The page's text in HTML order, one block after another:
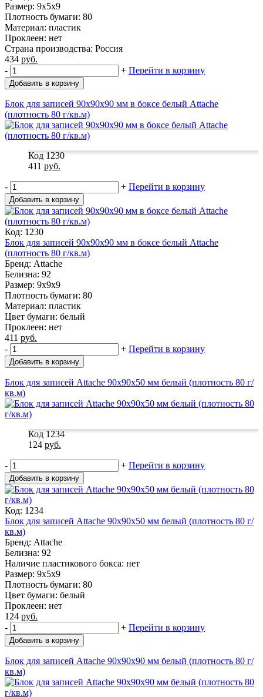
Размер: 9x5x9
Плотность бумаги: 80
Материал: пластик
Проклеен: нет
Страна производства: Россия
434 руб.
-
+ Перейти в корзину
Добавить в корзину
Блок для записей 90x90x90 мм в боксе белый Attache
(плотность 80 г/кв.м)
Код 1230
411 руб.
- + Перейти в корзину
Добавить в корзину
Код: 1230
Блок для записей 90x90x90 мм в боксе белый Attache
(плотность 80 г/кв.м)
Бренд: Attache
Белизна: 92
Размер: 9x9x9
Плотность бумаги: 80
Материал: пластик
Цвет бумаги: белый
Проклеен: нет
411 руб.
-
+ Перейти в корзину
Добавить в корзину
Блок для записей Attache 90x90x50 мм белый (плотность 80 г/
кв.м)
Код 1234
124 руб.
- + Перейти в корзину
Добавить в корзину
Код: 1234
Блок для записей Attache 90x90x50 мм белый (плотность 80 г/
кв.м)
Бренд: Attache
Белизна: 92
Наличие пластикового бокса: нет
Размер: 9x5x9
Плотность бумаги: 80
Цвет бумаги: белый
Проклеен: нет
124 руб.
-
+ Перейти в корзину
Добавить в корзину
Блок для записей Attache 90x90x90 мм белый (плотность 80 г/
кв.м)